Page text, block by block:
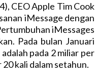
CEO Apple Tim Cook
iMessage dengan
iMessages
Pada bulan Januari
pada 2 miliar per
kali dalam setahun.